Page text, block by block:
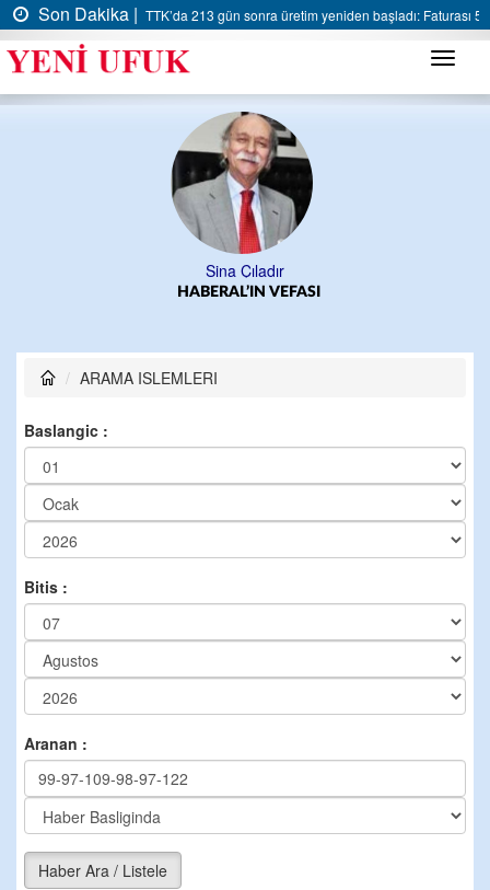
Son Dakika | TTK’da 213 gün sonra üretim yeniden başladı: Faturası 5
Menü
Sina Çıladır
HABERAL’IN VEFASI
ARAMA ISLEMLERI
Baslangic :
Bitis :
Aranan :
Haber Ara / Listele